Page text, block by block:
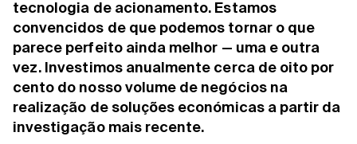
tecnologia de acionamento. Estamos
convencidos de que podemos tornar o que
parece perfeito ainda melhor — uma e outra
vez. Investimos anualmente cerca de oito por
cento do nosso volume de negócios na
realização de soluções económicas a partir da
investigação mais recente.